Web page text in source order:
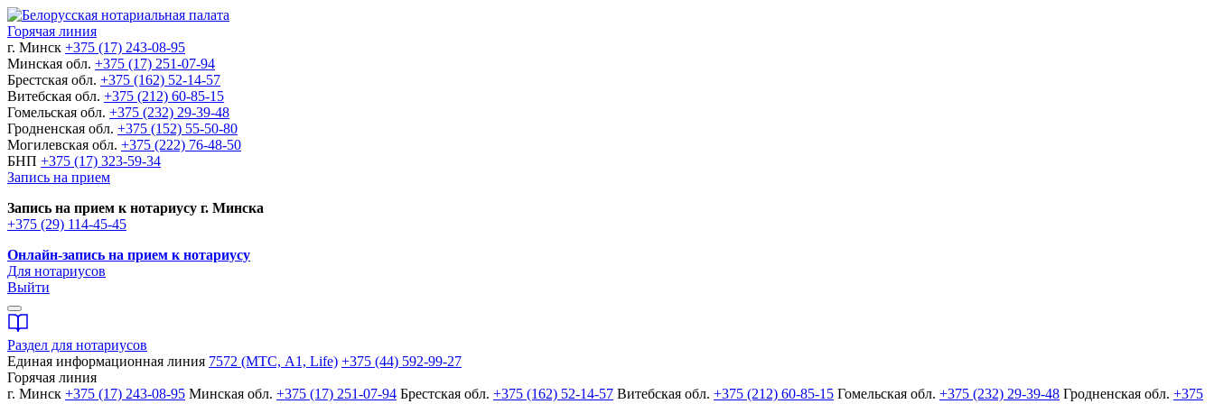
Горячая линия
г. Минск +375 (17) 243-08-95
Минская обл. +375 (17) 251-07-94
Брестская обл. +375 (162) 52-14-57
Витебская обл. +375 (212) 60-85-15
Гомельская обл. +375 (232) 29-39-48
Гродненская обл. +375 (152) 55-50-80
Могилевская обл. +375 (222) 76-48-50
БНП +375 (17) 323-59-34
Запись на прием
Запись на прием к нотариусу г. Минска
+375 (29) 114-45-45
Онлайн-запись на прием к нотариусу
Для нотариусов
Выйти
Раздел для нотариусов
Единая информационная линия 7572 (МТС, A1, Life) +375 (44) 592-99-27
Горячая линия
г. Минск +375 (17) 243-08-95 Минская обл. +375 (17) 251-07-94 Брестская обл. +375 (162) 52-14-57 Витебская обл. +375 (212) 60-85-15 Гомельская обл. +375 (232) 29-39-48 Гродненская обл. +375